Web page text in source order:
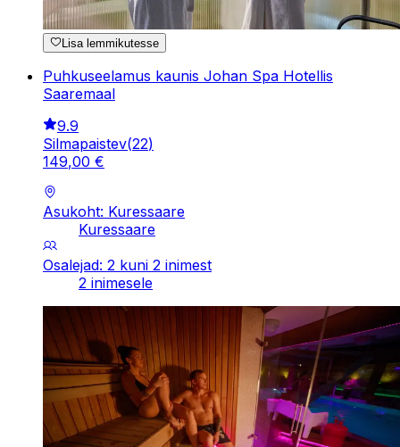
Lisa lemmikutesse
Puhkuseelamus kaunis Johan Spa Hotellis
Saaremaal
9.9
Silmapaistev(22)
149,00 €
Asukoht: Kuressaare
Kuressaare
Osalejad: 2 kuni 2 inimest
2 inimesele